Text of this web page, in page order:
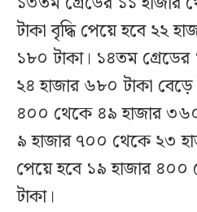
টাকা বৃদ্ধি পেয়ে হবে ২২
১৮০ টাকা। ১৪তম
২৪ হাজার ৬৮০ টাকা বেড়ে
৪০০ থেকে ৪৯ হাজার
৯ হাজার ৭০০ থেকে ২৩
পেয়ে হবে ১৯ হাজার
টাকা।